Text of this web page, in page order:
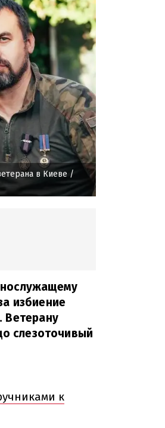
в Киеве /
избиение
Ветерану
слезоточивый
к